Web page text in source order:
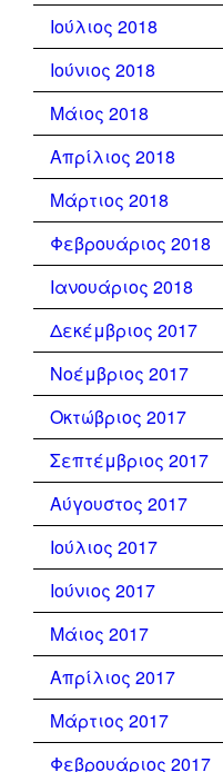
Ιούλιος 2018
Ιούνιος 2018
Μάιος 2018
Απρίλιος 2018
Μάρτιος 2018
Φεβρουάριος 2018
Ιανουάριος 2018
Δεκέμβριος 2017
Νοέμβριος 2017
Οκτώβριος 2017
Σεπτέμβριος 2017
Αύγουστος 2017
Ιούλιος 2017
Ιούνιος 2017
Μάιος 2017
Απρίλιος 2017
Μάρτιος 2017
Φεβρουάριος 2017